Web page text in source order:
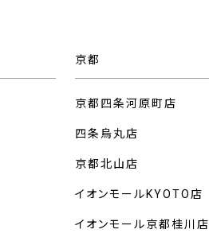
京都
京都四条河原町店
四条烏丸店
京都北山店
イオンモールKYOTO店
イオンモール京都桂川店